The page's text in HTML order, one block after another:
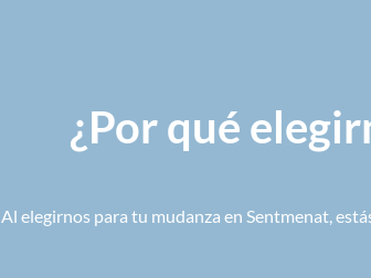
¿Por qué
Al elegirnos para tu mudanza en Sentmenat,